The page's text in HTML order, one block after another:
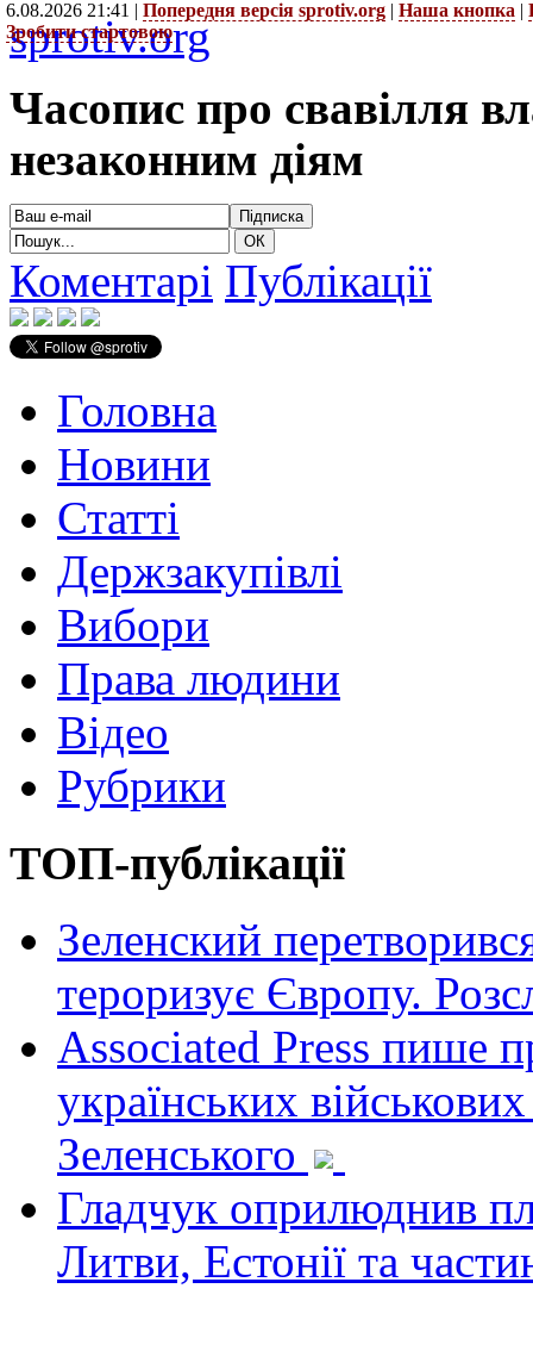
6.08.2026 21:41 | Попередня версія sprotiv.org | Наша кнопка |
Зробити стартовою
sprotiv.org
Часопис про свавілля
незаконним діям
Коментарі Публікації
Головна
Новини
Статті
Держзакупівлі
Вибори
Права людини
Відео
Рубрики
ТОП-публікації
Зеленский
тероризує Європу.
Associated Press пише
українських
Зеленського
Гладчук оприлюднив
Литви, Естонії та